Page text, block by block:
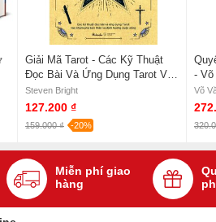
Giải Mã Tarot - Các Kỹ Thuật
Đọc Bài Và Ứng Dụng Tarot Vào
Khám Phá Bản Thân Và Định
Hướng Cuộc Sống - Steven
Steven Bright
127.200 ₫
159.000 ₫ -20%
- Võ
Võ
Miễn phí giao
hàng